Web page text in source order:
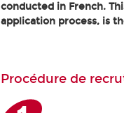
conducted in French.
application process, is
Procédure de